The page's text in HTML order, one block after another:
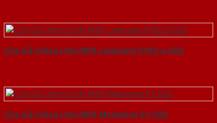
Cửa Gỗ Chống Cháy MDF Laminate P1R2-a-SGD
Cửa Gỗ Chống Cháy MDF Melamine P1-SGD